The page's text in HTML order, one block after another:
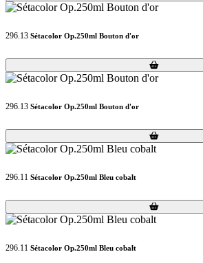
296.13 Sétacolor Op.250ml Bouton d'or
Loading...
Loading...
296.13 Sétacolor Op.250ml Bouton d'or
Loading...
Loading...
296.11 Sétacolor Op.250ml Bleu cobalt
Loading...
Loading...
296.11 Sétacolor Op.250ml Bleu cobalt